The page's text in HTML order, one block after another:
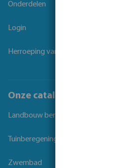
Onderdelen
Login
Herroeping van overeenkomst
Onze catalogi
Landbouw beregening
Tuinberegening
Zwembad